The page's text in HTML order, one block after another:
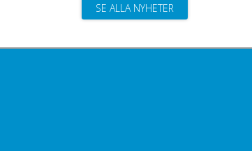
SE ALLA NYHETER